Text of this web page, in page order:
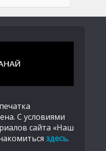
С условиями
сайта «Наш
здесь.